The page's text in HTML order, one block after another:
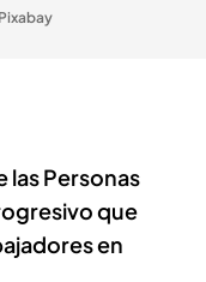
Pixabay
las Personas
que
en